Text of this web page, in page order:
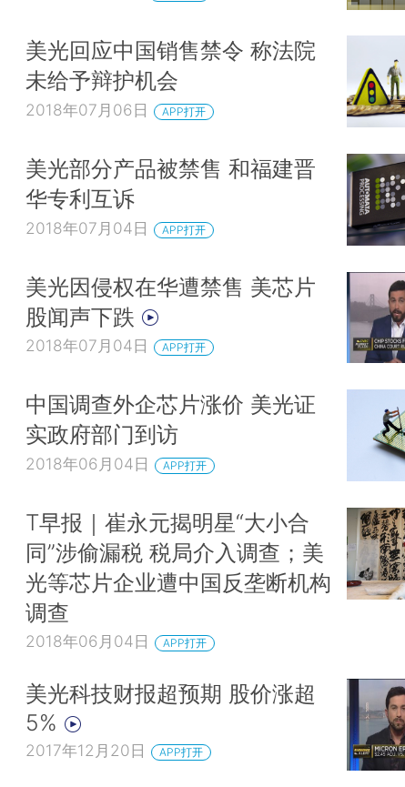
美光回应中国销售禁令 称法院
未给予辩护机会
2018年07月06日 APP打开
美光部分产品被禁售 和福建晋
华专利互诉
2018年07月04日 APP打开
美光因侵权在华遭禁售 美芯片
股闻声下跌
2018年07月04日 APP打开
中国调查外企芯片涨价 美光证
实政府部门到访
2018年06月04日 APP打开
T早报｜崔永元揭明星“大小合
同”涉偷漏税 税局介入调查；美
光等芯片企业遭中国反垄断机构
调查
2018年06月04日 APP打开
美光科技财报超预期 股价涨超
5%
2017年12月20日 APP打开